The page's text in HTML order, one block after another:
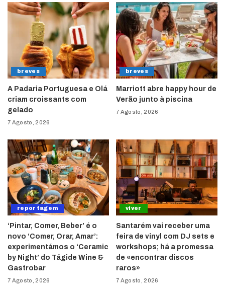
breves
A Padaria Portuguesa e Olá
criam croissants com
gelado
7 Agosto, 2026
breves
Marriott abre happy hour de
Verão junto à piscina
7 Agosto, 2026
reportagem
‘Pintar, Comer, Beber’ é o
novo ‘Comer, Orar, Amar’:
experimentámos o ‘Ceramic
by Night’ do Tágide Wine &
Gastrobar
7 Agosto, 2026
viver
Santarém vai receber uma
feira de vinyl com DJ sets e
workshops; há a promessa
de «encontrar discos
raros»
7 Agosto, 2026